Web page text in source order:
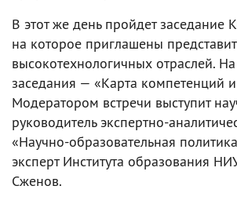
В этот же день пройдет заседание
на которое приглашены
высокотехнологичных отраслей.
заседания — «Карта компетенций
Модератором встречи выступит
руководитель экспертно-
«Научно-образовательная
эксперт Института образования
Сженов.